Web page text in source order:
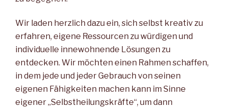
Wir laden herzlich dazu ein, sich selbst kreativ zu
erfahren, eigene Ressourcen zu würdigen und
individuelle innewohnende Lösungen zu
entdecken. Wir möchten einen Rahmen schaffen,
in dem jede und jeder Gebrauch von seinen
eigenen Fähigkeiten machen kann im Sinne
eigener „Selbstheilungskräfte“, um dann